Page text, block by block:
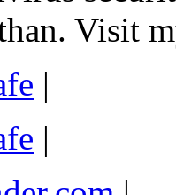
Visit
|
|